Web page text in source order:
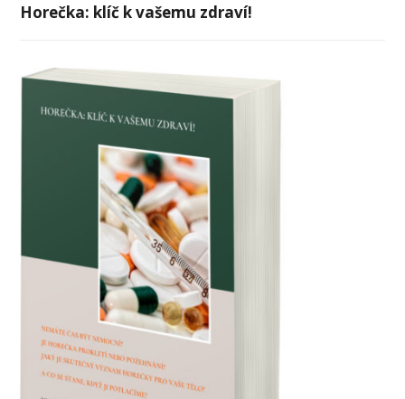
Horečka: klíč k vašemu zdraví!